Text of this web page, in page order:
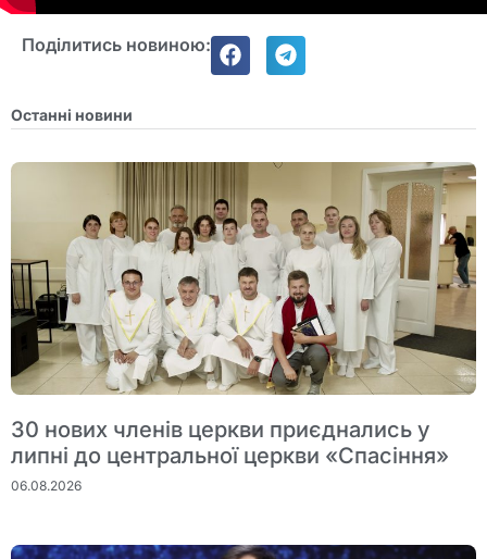
Поділитись новиною:
Останні новини
30 нових членів церкви приєднались у
липні до центральної церкви «Спасіння»
06.08.2026